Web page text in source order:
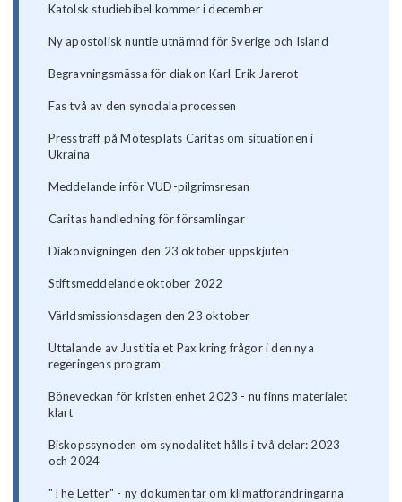
Katolsk studiebibel kommer i december
Ny apostolisk nuntie utnämnd för Sverige och Island
Begravningsmässa för diakon Karl-Erik Jarerot
Fas två av den synodala processen
Pressträff på Mötesplats Caritas om situationen i
Ukraina
Meddelande inför VUD-pilgrimsresan
Caritas handledning för församlingar
Diakonvigningen den 23 oktober uppskjuten
Stiftsmeddelande oktober 2022
Världsmissionsdagen den 23 oktober
Uttalande av Justitia et Pax kring frågor i den nya
regeringens program
Böneveckan för kristen enhet 2023 - nu finns materialet
klart
Biskopssynoden om synodalitet hålls i två delar: 2023
och 2024
"The Letter" - ny dokumentär om klimatförändringarna